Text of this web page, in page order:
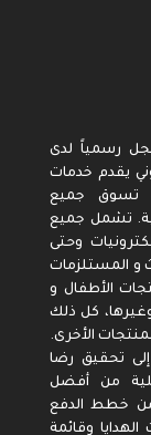
رسمياً لدى
يقدم خدمات
تسوق جميع
تشمل جميع
وحتى
و المستلزمات
الأطفال و
كل ذلك
الأخرى.
تحقيق رضا
من أفضل
من خطط الدفع
وقائمة